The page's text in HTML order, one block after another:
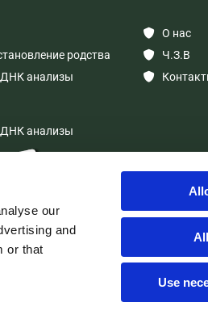
our
and
or that
Use
родства
анализы
анализы
О нас
Ч.З.В
